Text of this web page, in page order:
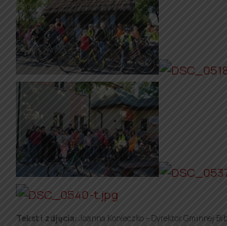
Tekst i zdjęcia: Joanna Konieczko – Dyrektor Gminnej